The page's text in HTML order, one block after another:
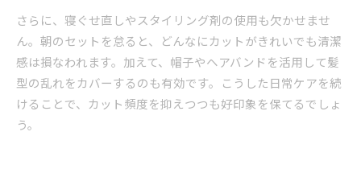
さらに、寝ぐせ直しやスタイリング剤の使用も欠かせませ
ん。朝のセットを怠ると、どんなにカットがきれいでも清潔
感は損なわれます。加えて、帽子やヘアバンドを活用して髪
型の乱れをカバーするのも有効です。こうした日常ケアを続
けることで、カット頻度を抑えつつも好印象を保てるでしょ
う。